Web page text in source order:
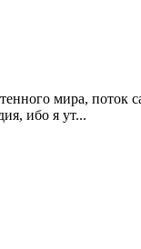
мира,
ибо я ут...